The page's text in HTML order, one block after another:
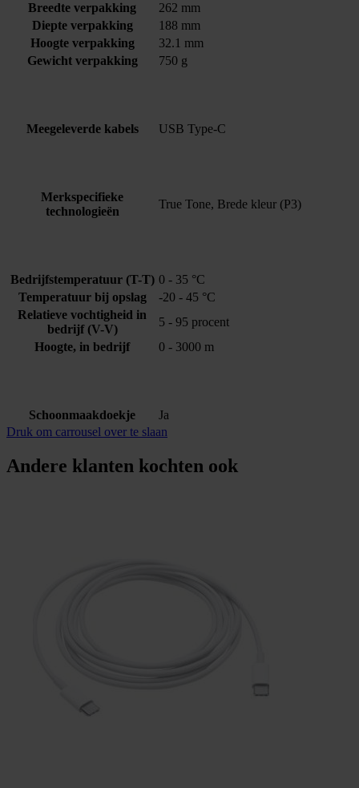
Breedte verpakking
262 mm
Diepte verpakking
188 mm
Hoogte verpakking
32.1 mm
Gewicht verpakking
750 g
Meegeleverde kabels USB Type-C
Merkspecifieke
technologieën
True Tone, Brede kleur (P3)
Bedrijfstemperatuur (T-T) 0 - 35 °C
Temperatuur bij opslag
-20 - 45 °C
Relatieve vochtigheid in
bedrijf (V-V)
5 - 95 procent
Hoogte, in bedrijf
0 - 3000 m
Schoonmaakdoekje
Ja
Druk om carrousel over te slaan
Andere klanten kochten ook